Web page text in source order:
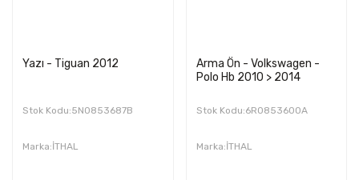
Yazı - Tiguan 2012
Stok Kodu:5N0853687B
Marka:İTHAL
Arma Ön - Volkswagen -
Polo Hb 2010 > 2014
Stok Kodu:6R0853600A
Marka:İTHAL